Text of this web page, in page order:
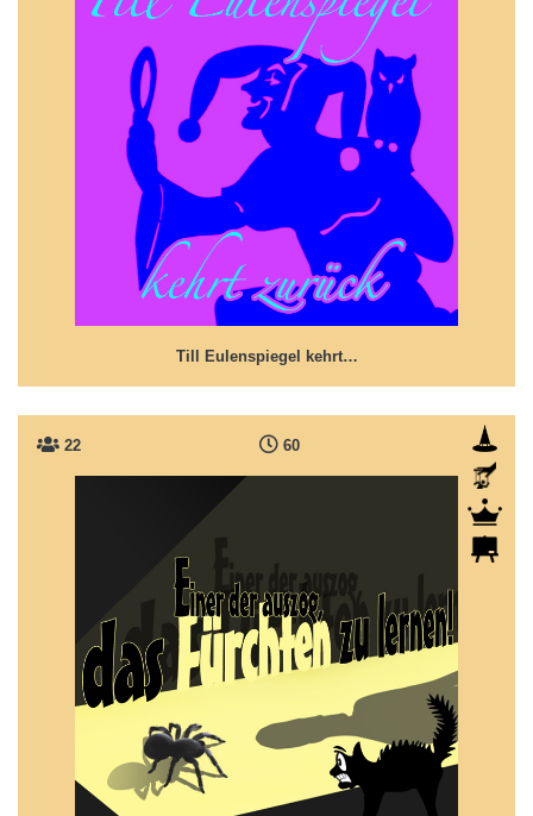
Till Eulenspiegel kehrt…
Till Eulenspiegel kehrt zurück
Ein Schalk und Narr, wer böses dabei denkt!?
22 60
Von einem der auszog das Fürchten zu
lernen
Der Grimm Klassiker - neu interpretiert und mit